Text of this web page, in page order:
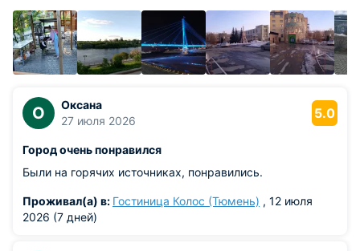
развито кузнечное дело.
С 1709 года Тюмень входила в состав Сибирской губернии,
с 1782 года стала уездным городом Тобольского
наместничества. Экономическое значение города возросло
пароходства и с постройкой в 1885 году железной дороги
Екатеринбург-Тюмень.
Во второй половине XIX века Тюмень становится крупным
центром с развитым речным судостроением, рыбной и
Тюмень была крупным торгово-финансовым центром
Западной Сибири, там ежегодно проходила летняя
О
Оксана
27 июля 2026
5.0
Город очень понравился
Были на горячих источниках, понравились.
Проживал(а) в: Гостиница Колос (Тюмень) , 12 июля
2026 (7 дней)